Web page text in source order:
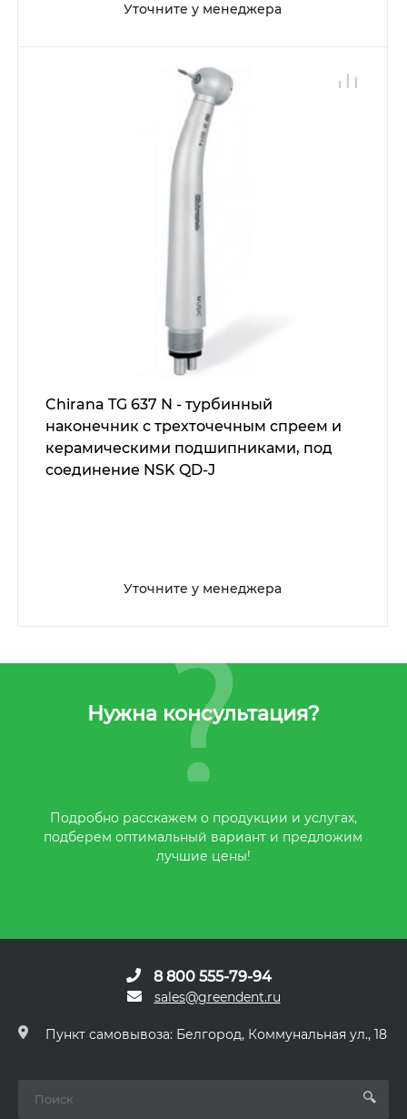
Уточните у менеджера
Chirana TG 637 N - турбинный
наконечник с трехточечным спреем и
керамическими подшипниками, под
соединение NSK QD-J
Уточните у менеджера
Нужна консультация?
Подробно расскажем о продукции и услугах,
подберем оптимальный вариант и предложим
лучшие цены!
8 800 555-79-94
sales@greendent.ru
Пункт самовывоза: Белгород, Коммунальная ул., 18